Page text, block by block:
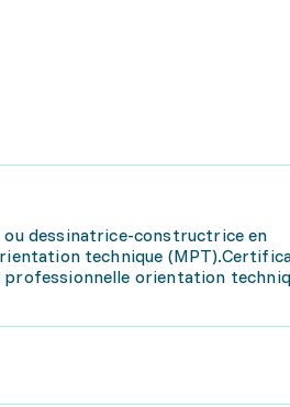
dessinatrice-constructrice en
technique
professionnelle orientation